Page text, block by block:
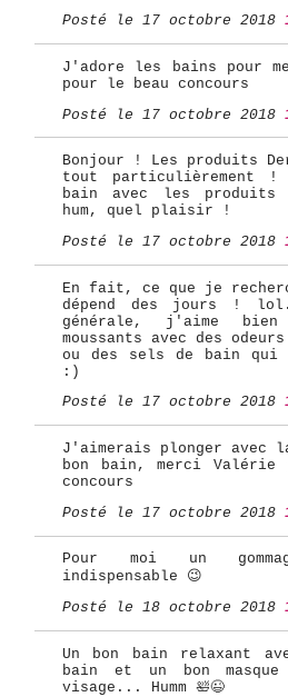
Posté le 17 octobre 2018
J'adore les bains pour
pour le beau concours
Posté le 17 octobre 2018
Bonjour ! Les produits
tout particulièrement !
bain avec les produits
hum, quel plaisir !
Posté le 17 octobre 2018
En fait, ce que je
dépend des jours !
générale, j'aime
moussants avec des
ou des sels de bain
:)
Posté le 17 octobre 2018
J'aimerais plonger avec
bon bain, merci Valérie
concours
Posté le 17 octobre 2018
Pour moi un
indispensable 😉
Posté le 18 octobre 2018
Un bon bain relaxant
bain et un bon
visage... Humm 🛀😉